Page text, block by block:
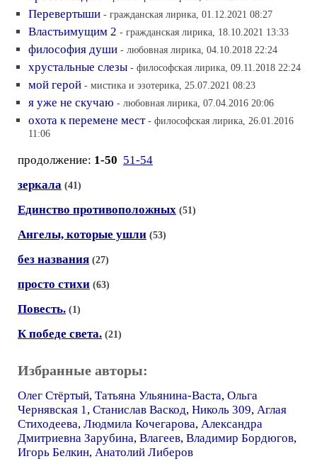
Перевертыши - гражданская лирика, 01.12.2021 08:27
Властьимущим 2 - гражданская лирика, 18.10.2021 13:33
философия души - любовная лирика, 04.10.2018 22:24
хрустальные слезы - философская лирика, 09.11.2018 22:24
мой герой - мистика и эзотерика, 25.07.2021 08:23
я уже не скучаю - любовная лирика, 07.04.2016 20:06
охота к перемене мест - философская лирика, 26.01.2016
11:06
продолжение: 1-50 51-54
зеркала (41)
Единство противоположных (51)
Ангелы, которые ушли (53)
без названия (27)
просто стихи (63)
Повесть. (1)
К победе света. (21)
Избранные авторы:
Олег Стёртый, Татьяна Ульянина-Васта, Ольга
Чернявская 1, Станислав Васкод, Николь 309, Аглая
Стиходеева, Людмила Кочегарова, Александра
Дмитриевна Зарубина, Влагеев, Владимир Бордюгов,
Игорь Белкин, Анатолий Либеров